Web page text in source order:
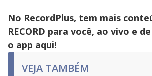
No RecordPlus, tem mais
RECORD para você, ao vivo e
o app aqui!
VEJA TAMBÉM